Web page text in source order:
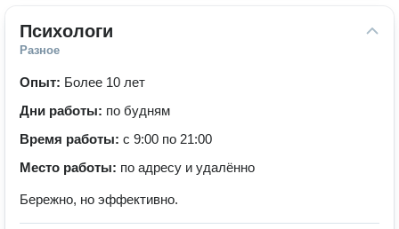
Психологи
Разное
Опыт: Более 10 лет
Дни работы: по будням
Время работы: с 9:00 по 21:00
Место работы: по адресу и удалённо
Бережно, но эффективно.